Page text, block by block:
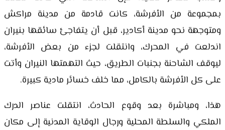
بمجموعة من الأفرشة، كانت قادمة من مدينة مراكش
ومتوجهة نحو مدينة أكادير، قبل أن يتفاجئ سائقها بنيران
اندلعت في المحرك، وانتقلت لجزء من بعض الأفرشة،
ليوقف الشاحنة بجنبات الطريق، حيث التهمتها النيران وأتت
على كل الأفرشة بالكامل، مما خلف خسائر مادية كبيرة.
هذا، ومباشرة بعد وقوع الحادث، انتقلت عناصر الدرك
الملكي والسلطة المحلية ورجال الوقاية المدنية إلى مكان